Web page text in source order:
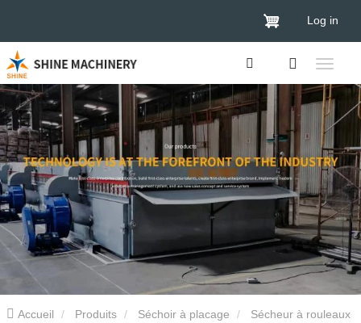
Log in
Accueil Produits Séchoir à placage Sécheur à rouleaux